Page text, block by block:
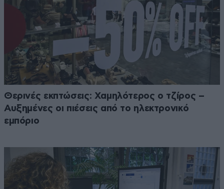
Θερινές εκπτώσεις: Χαμηλότερος ο τζίρος –
Αυξημένες οι πιέσεις από το ηλεκτρονικό
εμπόριο